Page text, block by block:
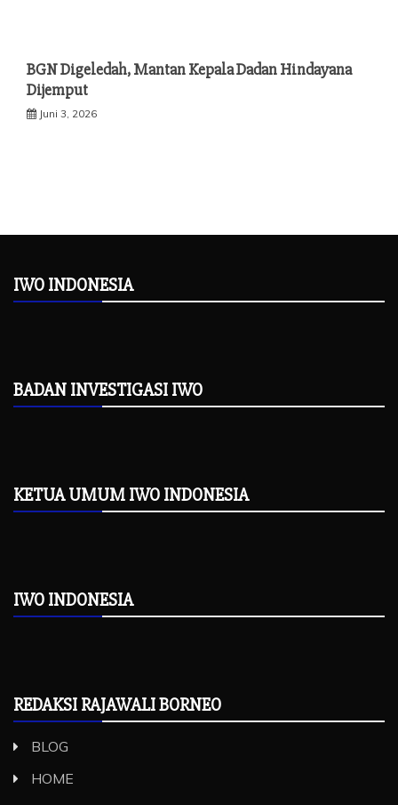
BGN Digeledah, Mantan Kepala Dadan Hindayana
Dijemput
Juni 3, 2026
IWO INDONESIA
BADAN INVESTIGASI IWO
KETUA UMUM IWO INDONESIA
IWO INDONESIA
REDAKSI RAJAWALI BORNEO
BLOG
HOME